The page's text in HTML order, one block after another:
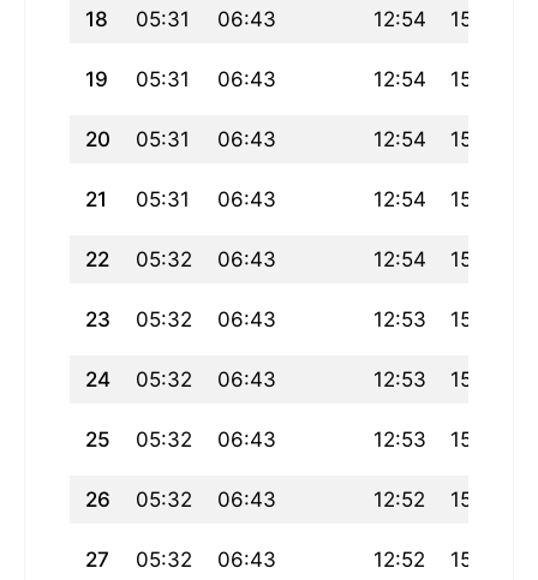
18 05:31 06:43 12:54 15:48
19 05:31 06:43 12:54 15:49
20 05:31 06:43 12:54 15:49
21 05:31 06:43 12:54 15:50
22 05:32 06:43 12:54 15:50
23 05:32 06:43 12:53 15:51
24 05:32 06:43 12:53 15:51
25 05:32 06:43 12:53 15:51
26 05:32 06:43 12:52 15:52
27 05:32 06:43 12:52 15:52